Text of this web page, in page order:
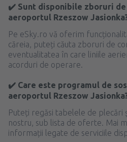
✔️ Sunt disponibile zboruri de
aeroportul Rzeszow
Pe eSky.ro vă oferim
căreia, puteți căuta zboruri de
eventualitatea în care liniile
acorduri de operare.
✔️ Care este programul de
aeroportul Rzeszow
Puteți regăsi tabelele de plecări
nostru, sub lista de oferte. Mai
informații legate de serviciile